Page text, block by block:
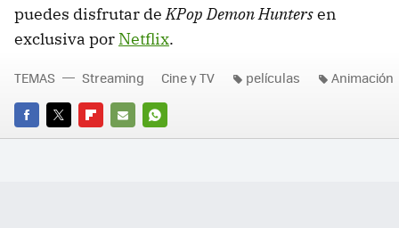
puedes disfrutar deKPop Demon Huntersen
exclusiva por Netflix.
FACEBOOK
TWITTERFLIPBOARD
E-
WHATSAPP
TEMAS Streaming Cine y TV películas Animación